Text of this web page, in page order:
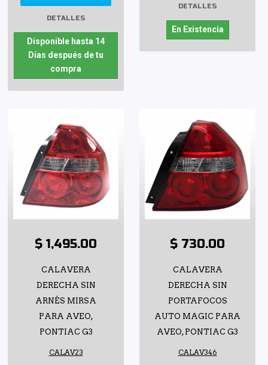
DETALLES
Disponible hasta 14
Días después de tu
compra
DETALLES
En Existencia
$ 1,495.00
CALAVERA
DERECHA SIN
ARNÉS MIRSA
PARA AVEO,
PONTIAC G3
CALAV23
$ 730.00
CALAVERA
DERECHA SIN
PORTAFOCOS
AUTO MAGIC PARA
AVEO, PONTIAC G3
CALAV346